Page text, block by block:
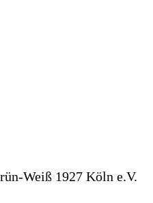
Weiß 1927 Köln e.V.